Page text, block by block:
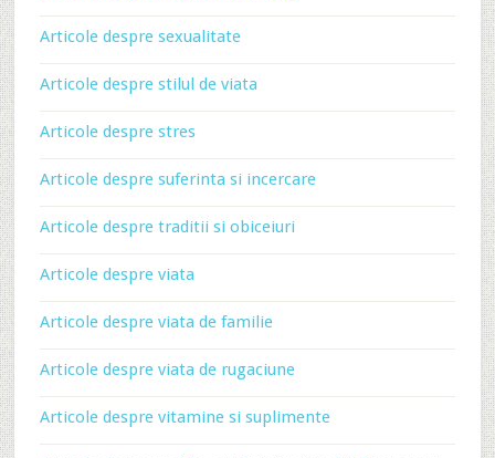
Articole despre sexualitate
Articole despre stilul de viata
Articole despre stres
Articole despre suferinta si incercare
Articole despre traditii si obiceiuri
Articole despre viata
Articole despre viata de familie
Articole despre viata de rugaciune
Articole despre vitamine si suplimente